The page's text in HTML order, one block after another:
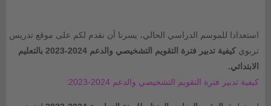
استعدادا للموسم الدراسي الحالي، يسرنا أن نقدم لكم على موقع تدريس
تربوي
كيفية تدبير فترة التقويم التشخيصي والدعم 2024-2023 بالتعليم
الابتدائي.
كيفية تدبير فترة التقويم التشخيصي والدعم 2024-2023: